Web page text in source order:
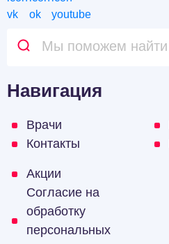
Навигация
Врачи
Контакты
Акции
Согласие на
обработку
персональных